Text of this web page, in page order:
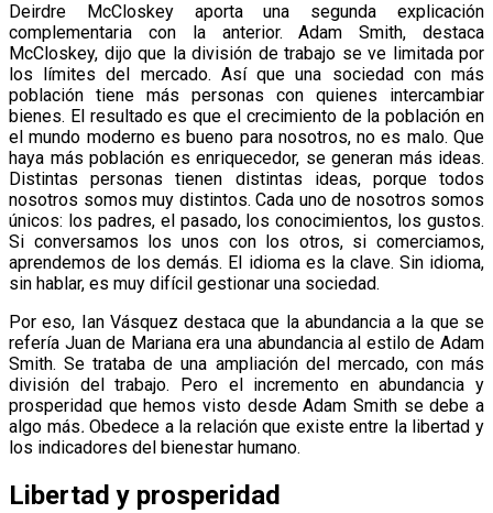
Deirdre McCloskey aporta una segunda explicación
complementaria con la anterior. Adam Smith, destaca
McCloskey, dijo que la división de trabajo se ve limitada por
los límites del mercado. Así que una sociedad con más
población tiene más personas con quienes intercambiar
bienes. El resultado es que el crecimiento de la población en
el mundo moderno es bueno para nosotros, no es malo. Que
haya más población es enriquecedor, se generan más ideas.
Distintas personas tienen distintas ideas, porque todos
nosotros somos muy distintos. Cada uno de nosotros somos
únicos: los padres, el pasado, los conocimientos, los gustos.
Si conversamos los unos con los otros, si comerciamos,
aprendemos de los demás. El idioma es la clave. Sin idioma,
sin hablar, es muy difícil gestionar una sociedad.
Por eso, Ian Vásquez destaca que la abundancia a la que se
refería Juan de Mariana era una abundancia al estilo de Adam
Smith. Se trataba de una ampliación del mercado, con más
división del trabajo. Pero el incremento en abundancia y
prosperidad que hemos visto desde Adam Smith se debe a
algo más.Obedece a la relación que existe entre la libertad y
los indicadores del bienestar humano.
Libertad y prosperidad